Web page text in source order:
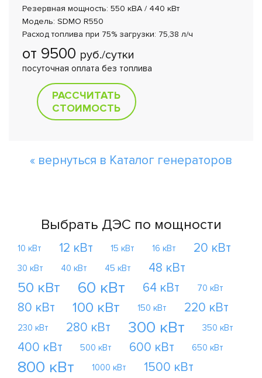
Резервная мощность: 550 кВА / 440 кВт
Модель: SDMO R550
Расход топлива при 75% загрузки: 75,38 л/ч
от 9500 руб./сутки
посуточная оплата без топлива
РАССЧИТАТЬ
СТОИМОСТЬ
« вернуться в Каталог генераторов
Выбрать ДЭС по мощности
10 кВт 12 кВт 15 кВт 16 кВт 20 кВт
30 кВт 40 кВт 45 кВт 48 кВт
50 кВт 60 кВт 64 кВт 70 кВт
80 кВт 100 кВт 150 кВт 220 кВт
230 кВт 280 кВт 300 кВт 350 кВт
400 кВт 500 кВт 600 кВт 650 кВт
800 кВт 1000 кВт 1500 кВт